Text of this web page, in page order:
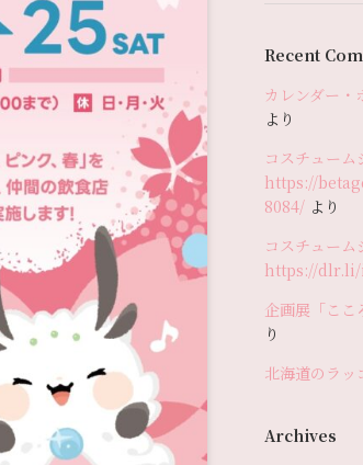
Recent
カレンダー・
より
コスチューム
https://
8084/ より
コスチューム
https://
企画展「ここ
り
北海道のラッ
Archives